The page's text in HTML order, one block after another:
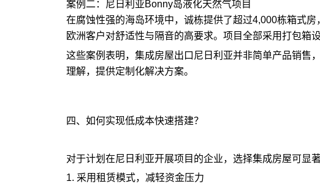
案例二：尼日利亚Bonny岛液化天然气项目
在腐蚀性强的海岛环境中，诚栋提供了超过4,000栋箱式
欧洲客户对舒适性与隔音的高要求。项目全部采用打包箱
这些案例表明，集成房屋出口尼日利亚并非简单产品销售
理解，提供定制化解决方案。
四、如何实现低成本快速搭建？
对于计划在尼日利亚开展项目的企业，选择集成房屋可显
1. 采用租赁模式，减轻资金压力